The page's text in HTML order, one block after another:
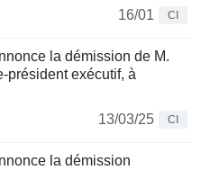
16/01
CI
la démission de M.
président exécutif, à
13/03/25
CI
la démission